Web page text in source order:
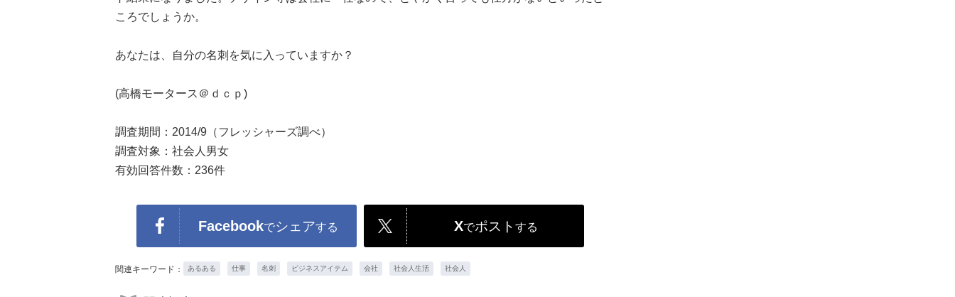
ころでしょうか。
あなたは、自分の名刺を気に入っていますか？
(高橋モータース＠ｄｃｐ)
調査期間：2014/9（フレッシャーズ調べ）
調査対象：社会人男女
有効回答件数：236件
Facebookでシェアする Xでポスト する
関連キーワード： あるある 仕事 名刺 ビジネスアイテム 会社 社会人生活 社会人